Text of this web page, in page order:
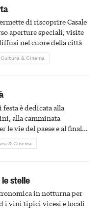
di riscoprire Casale
aperture speciali, visite
nel cuore della città
Cultura & Cinema
è dedicata alla
alla camminata
le vie del paese e al finale
& Cinema
stelle
in notturna per
i vini tipici vicesi e locali